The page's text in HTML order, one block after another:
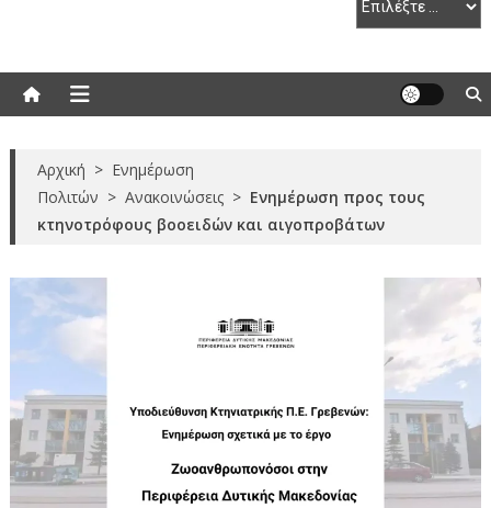
Αρχική > Ενημέρωση
Πολιτών > Ανακοινώσεις > Ενημέρωση προς τους
κτηνοτρόφους βοοειδών και αιγοπροβάτων